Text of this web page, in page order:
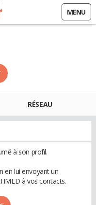
MENU
RÉSEAU
à son profil.
en lui envoyant un
à vos contacts.